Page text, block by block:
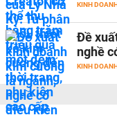
KINH
Đề
nghề
KINH